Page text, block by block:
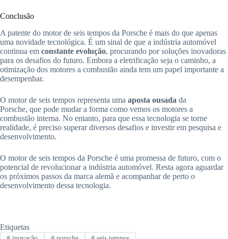
Conclusão
A patente do motor de seis tempos da Porsche é mais do que apenas
uma novidade tecnológica. É um sinal de que a indústria automóvel
continua em constante evolução, procurando por soluções inovadoras
para os desafios do futuro. Embora a eletrificação seja o caminho, a
otimização dos motores a combustão ainda tem um papel importante a
desempenhar.
O motor de seis tempos representa uma aposta ousada da
Porsche, que pode mudar a forma como vemos os motores a
combustão interna. No entanto, para que essa tecnologia se torne
realidade, é preciso superar diversos desafios e investir em pesquisa e
desenvolvimento.
O motor de seis tempos da Porsche é uma promessa de futuro, com o
potencial de revolucionar a indústria automóvel. Resta agora aguardar
os próximos passos da marca alemã e acompanhar de perto o
desenvolvimento dessa tecnologia.
Etiquetas